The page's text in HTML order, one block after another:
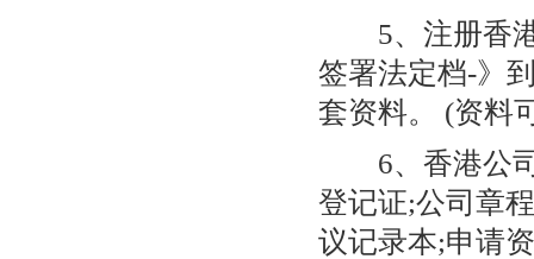
5、注册香港
签署法定档-》
套资料。 (资料
6、香港公司
登记证;公司章
议记录本;申请